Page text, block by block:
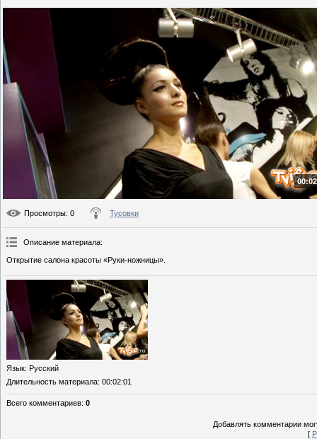
Просмотры: 0 Тусовки
Описание материала:
Открытие салона красоты «Руки-ножницы».
Язык: Русский
Длительность материала: 00:02:01
Всего комментариев: 0
Добавлять комментарии
[